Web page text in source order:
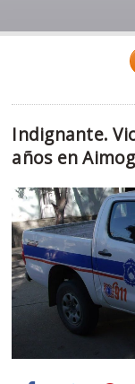
Indignante.
años en